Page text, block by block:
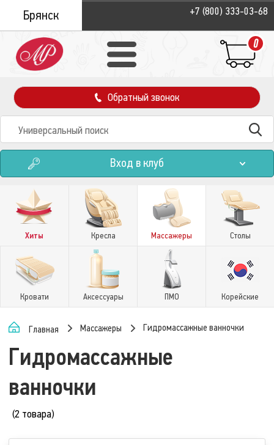
Брянск +7 (800) 333-03-68
0
Обратный звонок
Вход в клуб
Хиты Кресла Массажеры Столы
Кровати Аксессуары ПМО Корейские
Главная Массажеры Гидромассажные ванночки
Гидромассажные
ванночки
(2 товара)